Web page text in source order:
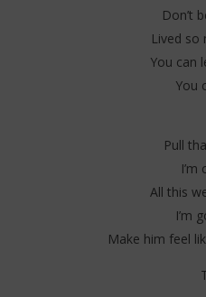
16
juillet
2025
Don’t
Lived so
You can
You
Pull
All this
I’m
Make him feel